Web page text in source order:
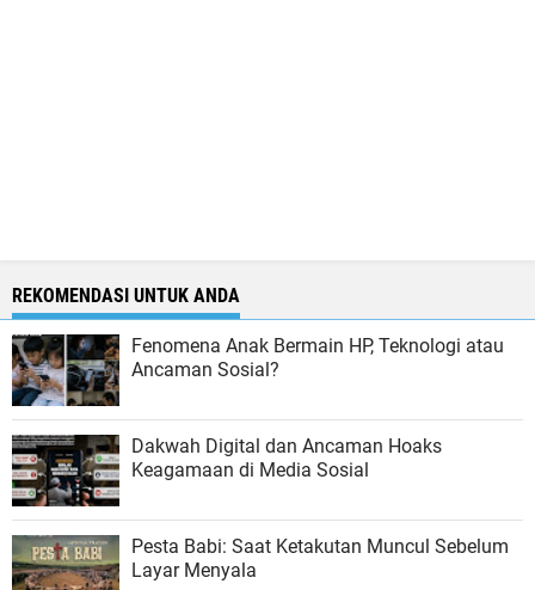
REKOMENDASI UNTUK ANDA
Fenomena Anak Bermain HP, Teknologi atau
Ancaman Sosial?
Dakwah Digital dan Ancaman Hoaks
Keagamaan di Media Sosial
Pesta Babi: Saat Ketakutan Muncul Sebelum
Layar Menyala